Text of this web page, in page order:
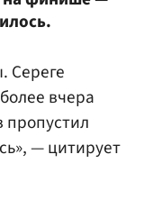
Сереге
вчера
пропустил
— цитирует